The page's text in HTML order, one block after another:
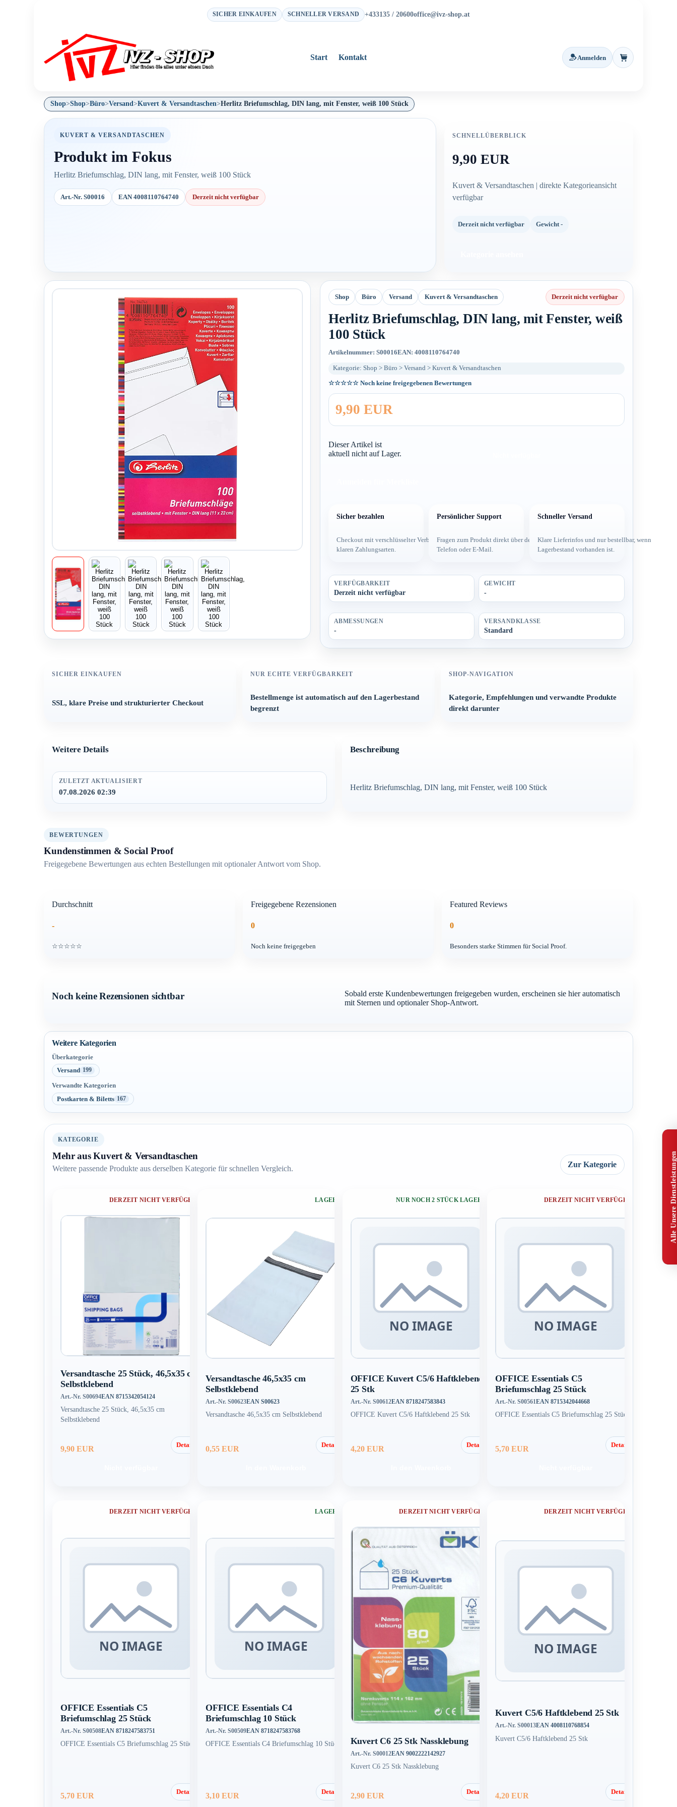
SICHER EINKAUFEN SCHNELLER VERSAND +433135 / 20600office@ivz-shop.at
Start Kontakt Anmelden Warenkorb
Shop>Shop>Büro>Versand>Kuvert & Versandtaschen>Herlitz Briefumschlag, DIN lang, mit Fenster, weiß 100 Stück
KUVERT & VERSANDTASCHEN
Produkt im Fokus
Herlitz Briefumschlag, DIN lang, mit Fenster, weiß 100 Stück
Art.-Nr. S00016 EAN 4008110764740 Derzeit nicht verfügbar
SCHNELLÜBERBLICK
9,90 EUR
Kuvert & Versandtaschen | direkte Kategorieansicht
verfügbar
Derzeit nicht verfügbar Gewicht -
Shop Büro Versand Kuvert & Versandtaschen Derzeit nicht verfügbar
Herlitz Briefumschlag, DIN lang, mit Fenster, weiß
100 Stück
Artikelnummer: S00016EAN: 4008110764740
Kategorie: Shop > Büro > Versand > Kuvert & Versandtaschen
☆☆☆☆☆ Noch keine freigegebenen Bewertungen
9,90 EUR
Dieser Artikel ist
aktuell nicht auf Lager.
Sicher bezahlen
Checkout mit verschlüsselter Verbindung und
klaren Zahlungsarten.
Persönlicher Support
Fragen zum Produkt direkt über dein Team per
Telefon oder E-Mail.
Schneller Versand
Klare Lieferinfos und nur bestellbar, wenn
Lagerbestand vorhanden ist.
VERFÜGBARKEIT
Derzeit nicht verfügbar
GEWICHT
-
ABMESSUNGEN
-
VERSANDKLASSE
Standard
SICHER EINKAUFEN
SSL, klare Preise und strukturierter Checkout
NUR ECHTE VERFÜGBARKEIT
Bestellmenge ist automatisch auf den Lagerbestand
begrenzt
SHOP-NAVIGATION
Kategorie, Empfehlungen und verwandte Produkte
direkt darunter
Weitere Details
ZULETZT AKTUALISIERT
07.08.2026 02:39
Beschreibung
Herlitz Briefumschlag, DIN lang, mit Fenster, weiß 100 Stück
BEWERTUNGEN
Kundenstimmen & Social Proof
Freigegebene Bewertungen aus echten Bestellungen mit optionaler Antwort vom Shop.
Durchschnitt
-
☆☆☆☆☆
Freigegebene Rezensionen
0
Noch keine freigegeben
Featured Reviews
0
Besonders starke Stimmen für Social Proof.
Noch keine Rezensionen sichtbar
Sobald erste Kundenbewertungen freigegeben wurden, erscheinen sie hier automatisch
mit Sternen und optionaler Shop-Antwort.
Weitere Kategorien
Überkategorie
Versand 199
Verwandte Kategorien
Postkarten & Biletts 167
KATEGORIE
Mehr aus Kuvert & Versandtaschen
Weitere passende Produkte aus derselben Kategorie für schnellen Vergleich. Zur Kategorie
DERZEIT NICHT VERFÜGBAR
Versandtasche 25 Stück, 46,5x35 cm
Selbstklebend
Art.-Nr. S00694EAN 8715342054124
Versandtasche 25 Stück, 46,5x35 cm
Selbstklebend
9,90 EUR Details
LAGERND
Versandtasche 46,5x35 cm
Selbstklebend
Art.-Nr. S00623EAN S00623
Versandtasche 46,5x35 cm Selbstklebend
0,55 EUR Details
NUR NOCH 2 STÜCK LAGERND
OFFICE Kuvert C5/6 Haftklebend
25 Stk
Art.-Nr. S00612EAN 8718247583843
OFFICE Kuvert C5/6 Haftklebend 25 Stk
4,20 EUR Details
DERZEIT NICHT VERFÜGBAR
OFFICE Essentials C5
Briefumschlag 25 Stück
Art.-Nr. S00561EAN 8715342044668
OFFICE Essentials C5 Briefumschlag 25 Stück
5,70 EUR Details
DERZEIT NICHT VERFÜGBAR
OFFICE Essentials C5
Briefumschlag 25 Stück
Art.-Nr. S00508EAN 8718247583751
OFFICE Essentials C5 Briefumschlag 25 Stück
5,70 EUR Details
LAGERND
OFFICE Essentials C4
Briefumschlag 10 Stück
Art.-Nr. S00509EAN 8718247583768
OFFICE Essentials C4 Briefumschlag 10 Stück
3,10 EUR Details
DERZEIT NICHT VERFÜGBAR
Kuvert C6 25 Stk Nassklebung
Art.-Nr. S00012EAN 9002222142927
Kuvert C6 25 Stk Nassklebung
2,90 EUR Details
DERZEIT NICHT VERFÜGBAR
Kuvert C5/6 Haftklebend 25 Stk
Art.-Nr. S00013EAN 4008110768854
Kuvert C5/6 Haftklebend 25 Stk
4,20 EUR Details
Alle Unsere Dienstleistungen